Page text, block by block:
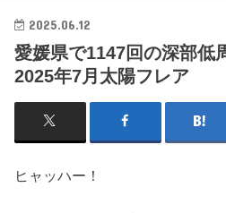
2025.06.12
愛媛県で1147回の深部
2025年7月太陽フレア
ヒャッハー！